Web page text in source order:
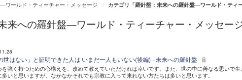
ワールド・ティーチャー・メッセージ カテゴリ「羅針盤：未来への羅針盤―ワールド・ティ
来への羅針盤―ワールド・ティーチャー・メッセー
世はない」と証明できた人は いまだ一人もいない(後編) - 未来への羅針盤
を強く持つための心構えを、改めて教えていただければ幸いです。また、世の中に善なる思いで生
多いと思いますが、なかなかそれでも宗教に入って来れない方たちは多いと思います。